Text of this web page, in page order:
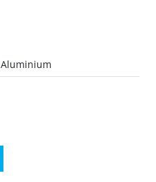
Aluminium